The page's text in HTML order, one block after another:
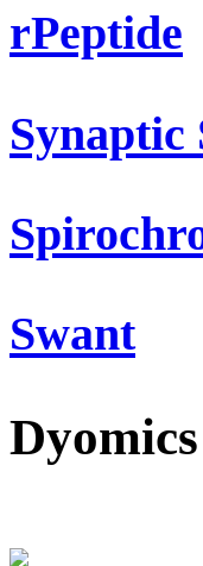
rPeptide
Synaptic
Swant
Dyomics